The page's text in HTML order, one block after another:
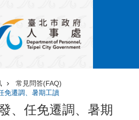
常見問答(FAQ)
免遷調、暑期工讀
、任免遷調、暑期